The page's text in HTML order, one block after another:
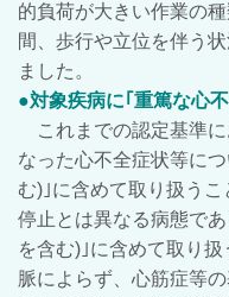
的負荷が大きい作業の
間、歩行や立位を伴う
ました。
●対象疾病に｢重篤な心
これまでの認定基準に
なった心不全症状等に
む)｣に含めて取り扱う
停止とは異なる病態で
を含む)｣に含めて取り
脈によらず、心筋症等